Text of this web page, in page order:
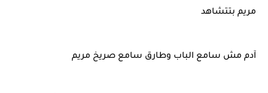
مريم بتتشاهد
آدم مش سامع الباب وطارق سامع صريخ مريم